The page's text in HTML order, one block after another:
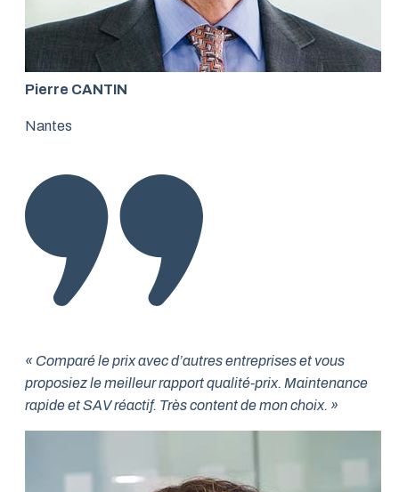
Pierre CANTIN
Nantes
« Comparé le prix avec d’autres entreprises et vous
proposiez le meilleur rapport qualité-prix. Maintenance
rapide et SAV réactif. Très content de mon choix. »